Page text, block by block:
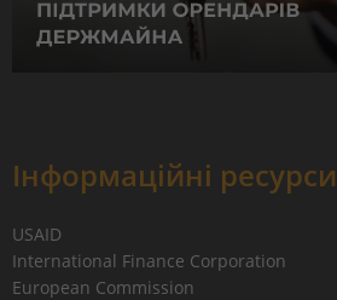
Інформаційні ресурси
USAID
International Finance Corporation
European Commission